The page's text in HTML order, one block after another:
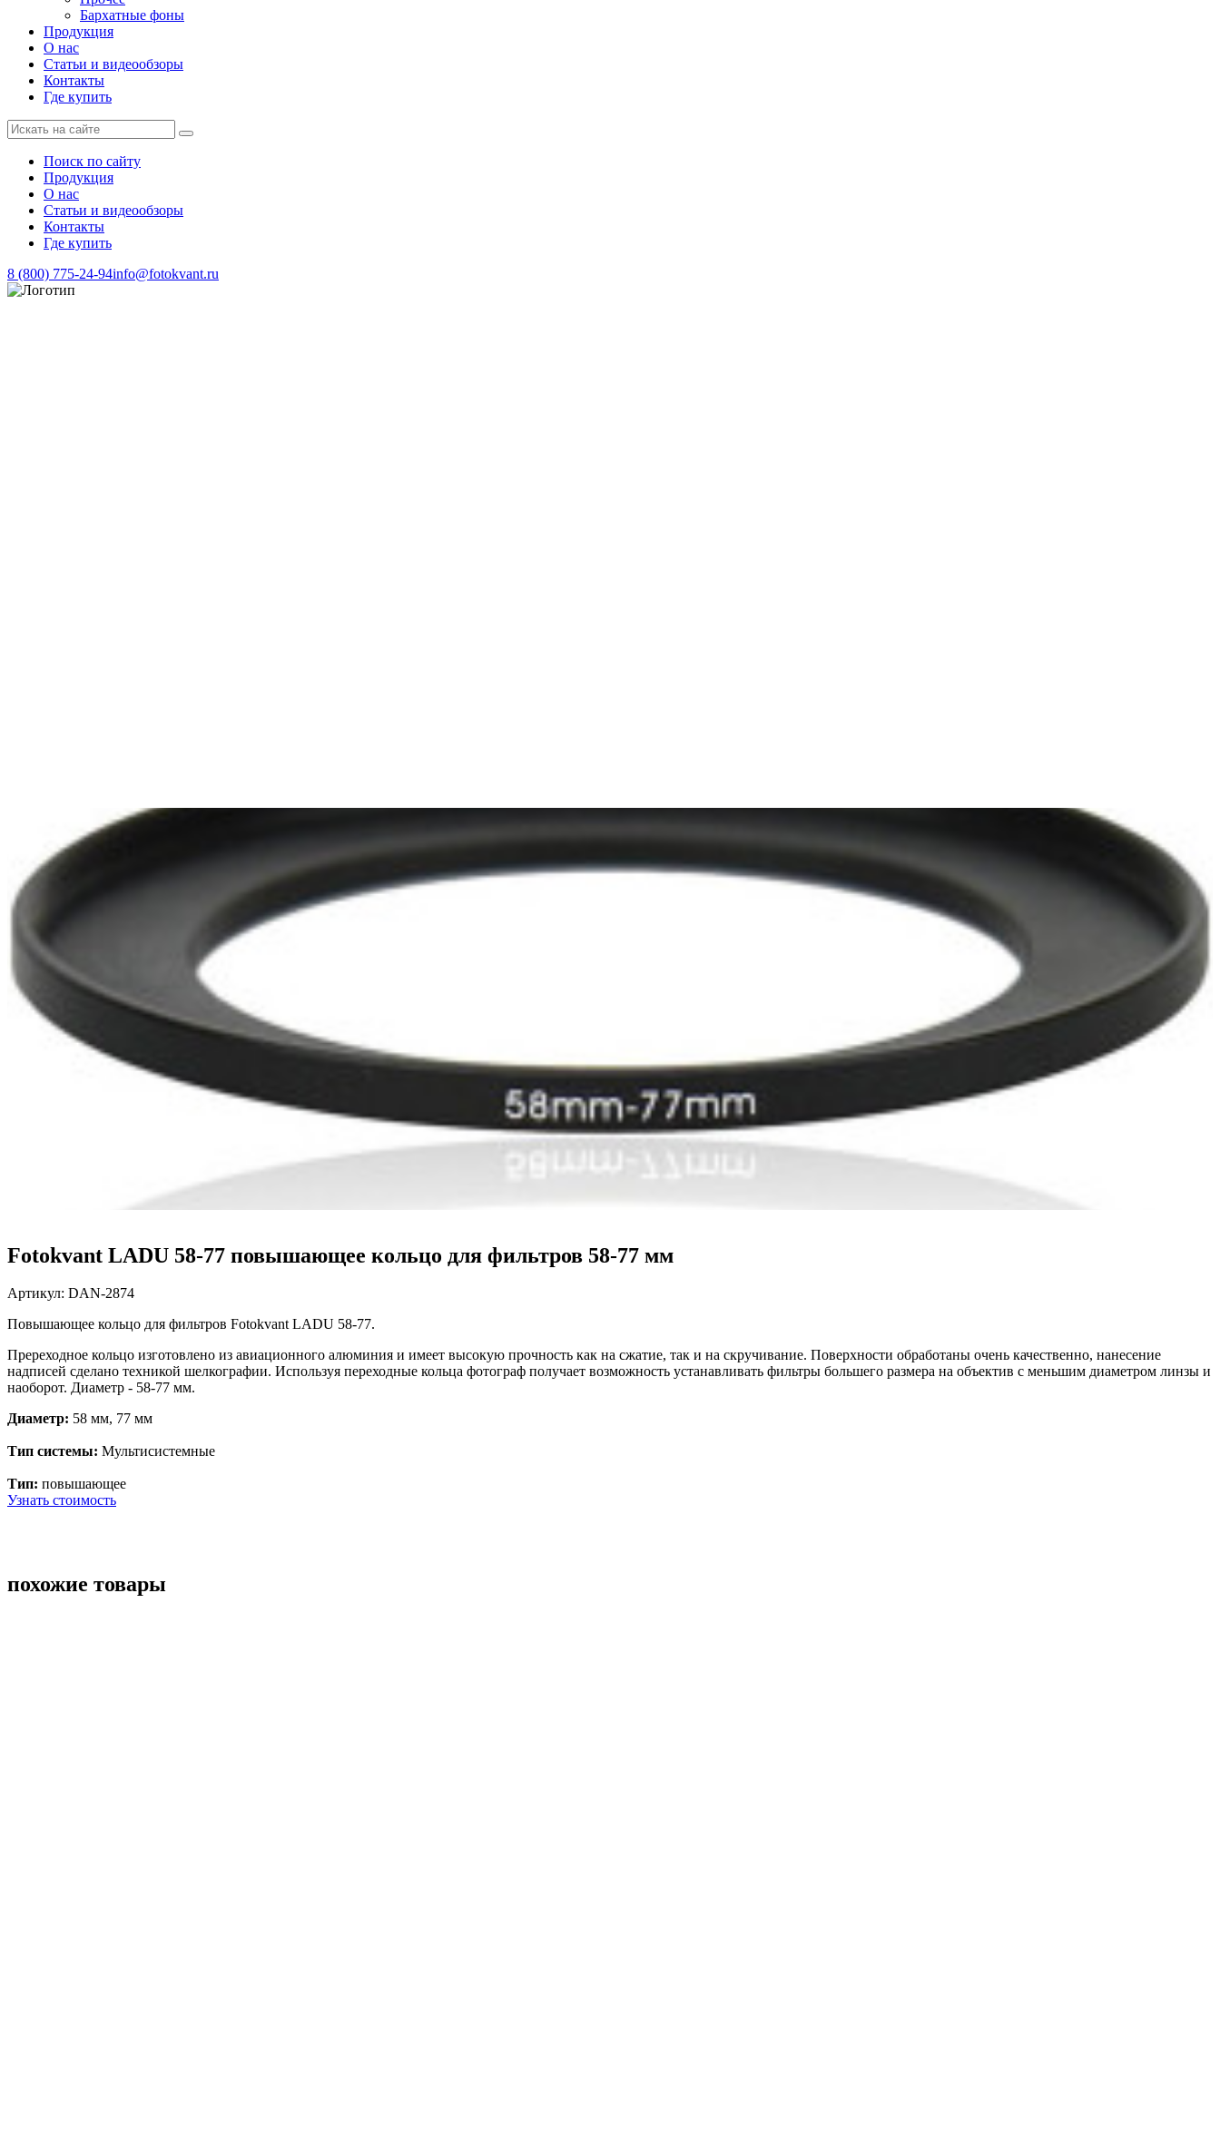
Бархатные фоны
Продукция
О нас
Статьи и видеообзоры
Контакты
Где купить
Поиск по сайту
Продукция
О нас
Статьи и видеообзоры
Контакты
Где купить
8 (800) 775-24-94info@fotokvant.ru
Fotokvant LADU 58-77 повышающее кольцо для фильтров 58-77 мм
Артикул: DAN-2874
Повышающее кольцо для фильтров Fotokvant LADU 58-77.
Пререходное кольцо изготовлено из авиационного алюминия и имеет высокую прочность как на сжатие, так и на скручивание. Поверхности обработаны очень качественно, нанесение
надписей сделано техникой шелкографии. Используя переходные кольца фотограф получает возможность устанавливать фильтры большего размера на объектив с меньшим диаметром линзы и
наоборот. Диаметр - 58-77 мм.
Диаметр: 58 мм, 77 мм
Тип системы: Мультисистемные
Тип: повышающее
Узнать стоимость
похожие товары